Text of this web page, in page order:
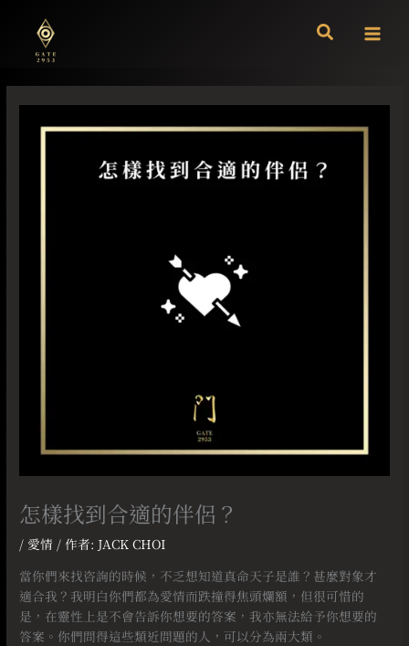
內
怎樣找到合適的伴侶？
/ 愛情 / 作者: JACK CHOI
當你們來找咨詢的時候，不乏想知道真命天子是誰？甚麼對象才
適合我？我明白你們都為愛情而跌撞得焦頭爛額，但很可惜的
是，在靈性上是不會告訴你想要的答案，我亦無法給予你想要的
答案。你們問得這些類近問題的人，可以分為兩大類。